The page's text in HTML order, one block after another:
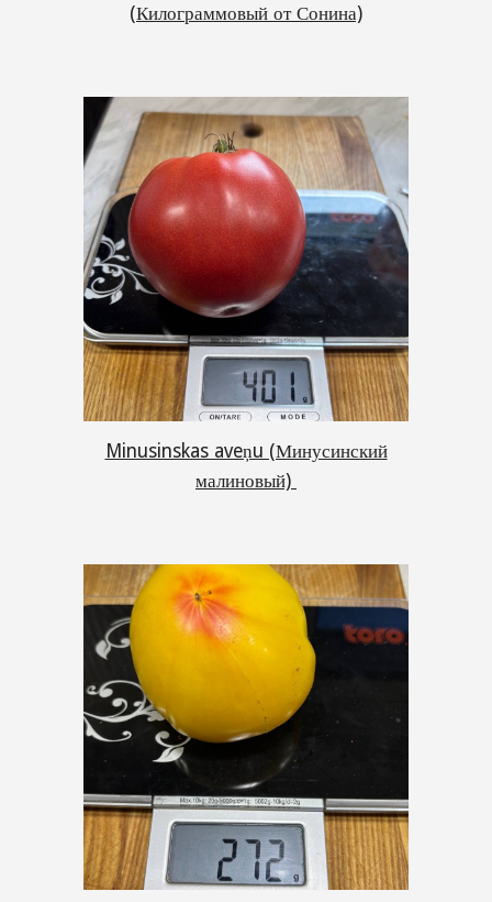
(Килограммовый от Сонина)
Minusinskas aveņu (Минусинский
малиновый)